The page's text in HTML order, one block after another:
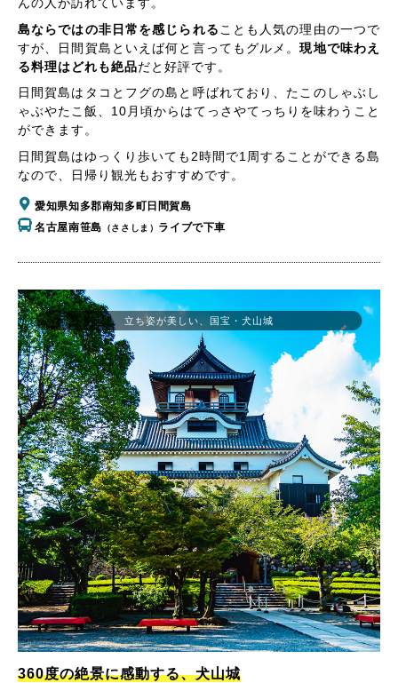
んの人が訪れています。
島ならではの非日常を感じられる ことも人気の理由の一つで
すが、日間賀島といえば何と言ってもグルメ。現地で味わえ
る料理はどれも絶品だと好評です。
日間賀島はタコとフグの島と呼ばれており、たこのしゃぶし
ゃぶやたこ飯、10月頃からはてっさやてっちりを味わうこと
ができます。
日間賀島はゆっくり歩いても2時間で1周することができる島
なので、日帰り観光もおすすめです。
愛知県知多郡南知多町日間賀島
名古屋南笹島 （ささしま） ライブで下車
360度の絶景に感動する、犬山城
立ち姿が美しい、国宝・犬山城